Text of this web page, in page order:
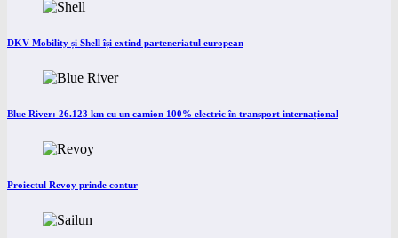
DKV Mobility și Shell își extind parteneriatul european
Blue River: 26.123 km cu un camion 100% electric în transport internațional
Proiectul Revoy prinde contur